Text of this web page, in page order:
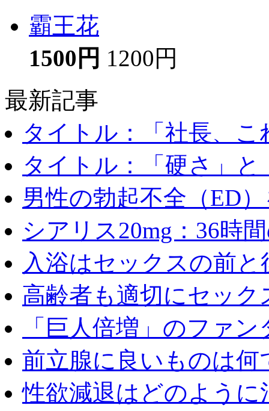
霸王花
1500円 1200円
最新記事
タイトル：「社長、こ
タイトル：「硬さ」と
男性の勃起不全（ED
シアリス20mg：36時
入浴はセックスの前
高齢者も適切にセック
「巨人倍増」のファ
前立腺に良いものは何
性欲減退はどのように